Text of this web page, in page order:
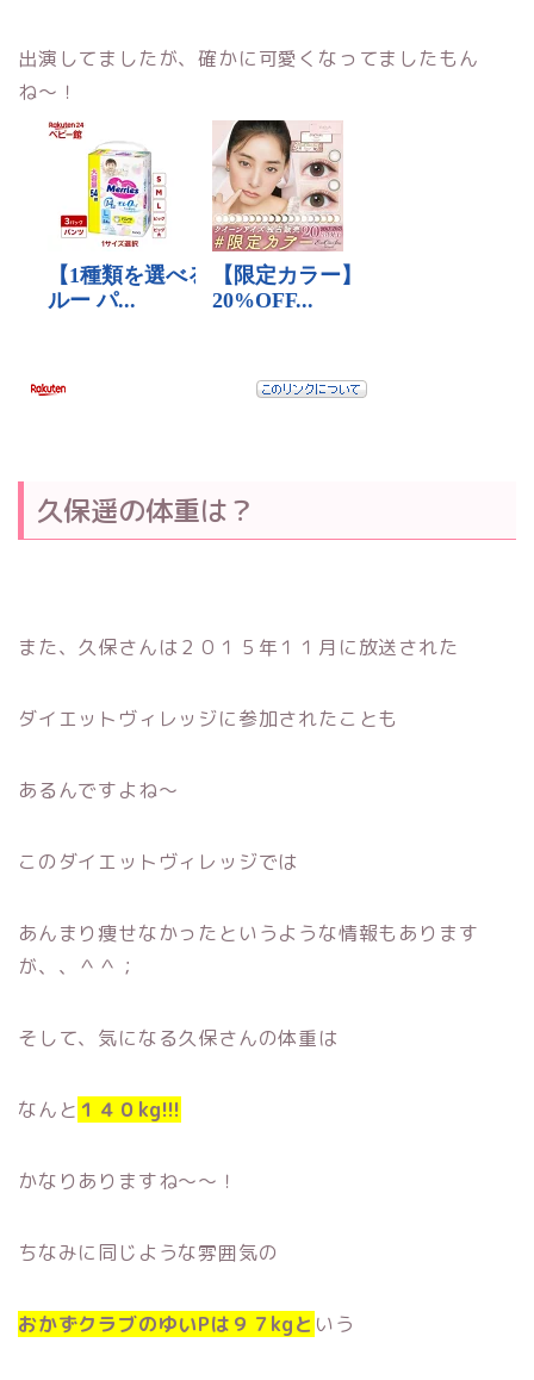
出演してましたが、確かに可愛くなってましたもん
ね〜！
久保遥の体重は？
また、久保さんは２０１５年１１月に放送された
ダイエットヴィレッジに参加されたことも
あるんですよね〜
このダイエットヴィレッジでは
あんまり痩せなかったというような情報もあります
が、、＾＾；
そして、気になる久保さんの体重は
なんと １４０kg!!!
かなりありますね〜〜！
ちなみに同じような雰囲気の
おかずクラブのゆいPは９７kgと いう